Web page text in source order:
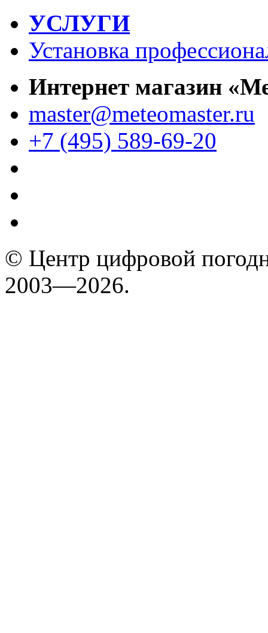
УСЛУГИ
Установка
Интернет магазин
master@meteomaster.ru
+7 (495) 589-69-20
© Центр цифровой
2003—2026.